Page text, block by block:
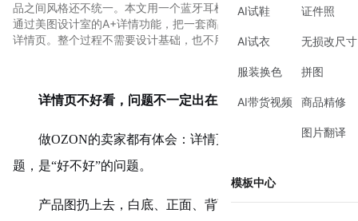
AI试鞋
AI试衣
服装换色
AI带货视频
证件照
无损改尺寸
拼图
商品精修
图片翻译
模板中心
品之间风格还不统一。本文用一个蓝牙耳机的真实案例，拆解如何
通过美图设计室的A+详情功能，把一套商品原图变成完整的OZON
详情页。整个过程不需要设计基础，也不用反复改稿。
详情页不好看，问题不一定出在产品上
做OZON的卖家都有体会：详情页不是“有没有”的问
题，是“好不好”的问题。
产品图扔上去，白底、正面、背面、细节——齐了。但